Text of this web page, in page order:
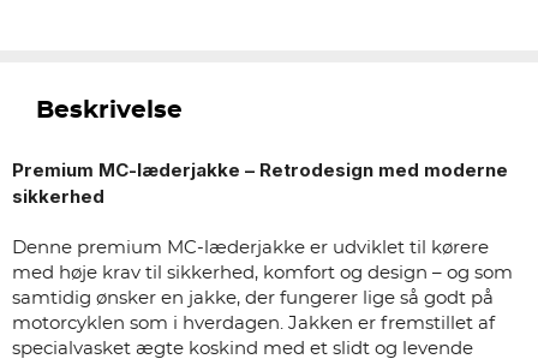
Beskrivelse
Premium MC-læderjakke – Retrodesign med moderne
sikkerhed
Denne premium MC-læderjakke er udviklet til kørere
med høje krav til sikkerhed, komfort og design – og som
samtidig ønsker en jakke, der fungerer lige så godt på
motorcyklen som i hverdagen. Jakken er fremstillet af
specialvasket ægte koskind med et slidt og levende